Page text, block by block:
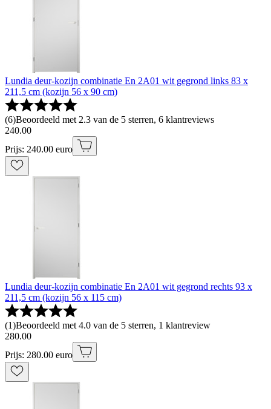
Lundia deur-kozijn combinatie En 2A01 wit gegrond links 83 x
211,5 cm (kozijn 56 x 90 cm)
(6)Beoordeeld met 2.3 van de 5 sterren, 6 klantreviews
240.00
Prijs: 240.00 euro
Lundia deur-kozijn combinatie En 2A01 wit gegrond rechts 93 x
211,5 cm (kozijn 56 x 115 cm)
(1)Beoordeeld met 4.0 van de 5 sterren, 1 klantreview
280.00
Prijs: 280.00 euro